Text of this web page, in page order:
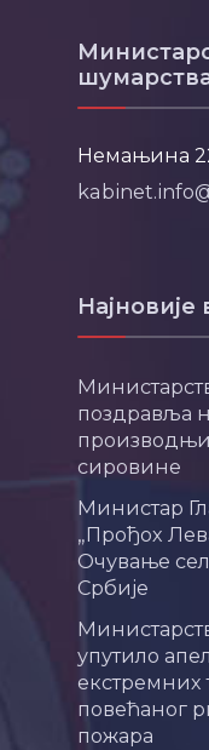
Немањина
Најновије
поздравља
сировине
Министар
„Прођох
Очување
Србије
упутило
екстремних
повећаног
пожара